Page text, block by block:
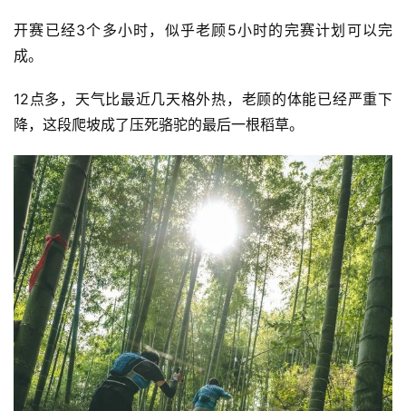
开赛已经3个多小时，似乎老顾5小时的完赛计划可以完
成。
12点多，天气比最近几天格外热，老顾的体能已经严重下
降，这段爬坡成了压死骆驼的最后一根稻草。